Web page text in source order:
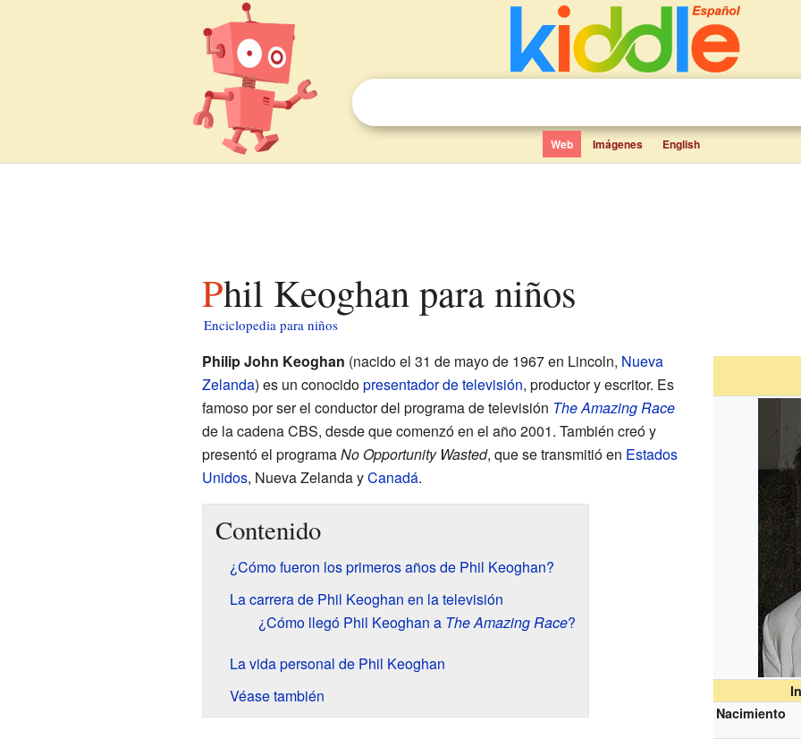
Web Imágenes English
Phil Keoghan para niños
Enciclopedia para niños
Nacimiento
Philip John Keoghan (nacido el 31 de mayo de 1967 en Lincoln, Nueva
Zelanda) es un conocidopresentador de televisión, productor y escritor. Es
famoso por ser el conductor del programa de televisión The Amazing Race
de la cadena CBS, desde que comenzó en el año 2001. También creó y
presentó el programaNo Opportunity Wasted, que se transmitió en Estados
Unidos, Nueva Zelanda yCanadá.
Contenido
¿Cómo fueron los primeros años de Phil Keoghan?
La carrera de Phil Keoghan en la televisión
¿Cómo llegó Phil Keoghan a The Amazing Race?
La vida personal de Phil Keoghan
Véase también